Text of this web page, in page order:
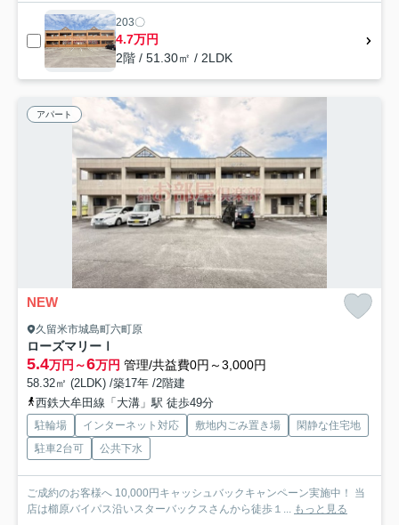
203〇
4.7万円
2階 / 51.30㎡ / 2LDK
アパート
NEW
久留米市城島町六町原
ローズマリーⅠ
5.4万円～6万円 管理/共益費0円～3,000円
58.32㎡ (2LDK) /築17年 /2階建
西鉄大牟田線「大溝」駅 徒歩49分
駐輪場 インターネット対応 敷地内ごみ置き場
閑静な住宅地
駐車2台可
公共下水
ご成約のお客様へ 10,000円キャッシュバックキャンペーン実施中！ 当
店は櫛原バイパス沿いスターバックスさんから徒歩１... もっと見る